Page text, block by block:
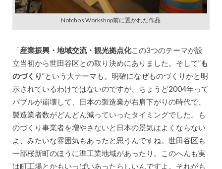
Notcho’s Workshop前に置かれた作品
「産業振興・地域交流・観光拠点化この3つのテーマが設
立当初から世田谷区との取り決めにありました。そして”も
のづくり”という大テーマも。明確になぜものづくりかと明
示されているわけではないのですが、ちょうど2004年って
バブルが崩壊して、日本の製造業が右肩下がりの時代で、
製造業者数がどんどん減っていったタイミングでした。も
のづくり事業者を増やさないと日本の景気はよくならない
よ、みたいな雰囲気もあったと思うんですね。世田谷区も
一部桜新町のほうに準工業地域があったり。このへんも実
は町工場とかもいっぱいあったらしいんですよ。それがも